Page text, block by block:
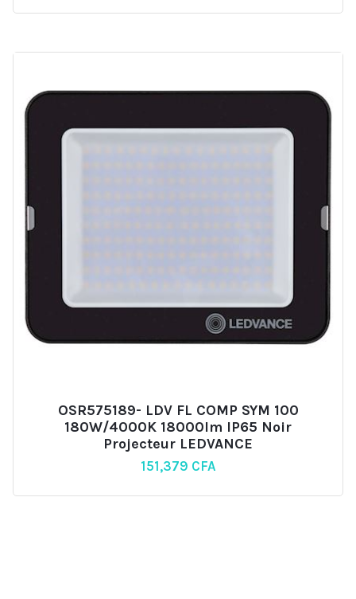
OSR575189- LDV FL COMP SYM 100
180W/4000K 18000lm IP65 Noir
Projecteur LEDVANCE
151,379 CFA